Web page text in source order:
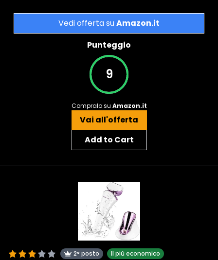
Vedi offerta suAmazon.it
Punteggio
9
Compralo su Amazon.it
Vai all'offerta
Add to Cart
2° posto Il più economico